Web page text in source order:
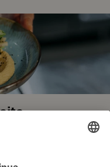
ravintolat lähellä